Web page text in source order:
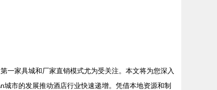
一家具城和厂家直销模式尤为受关注。本文将为您深入
市的发展推动酒店行业快速递增。凭借本地资源和制